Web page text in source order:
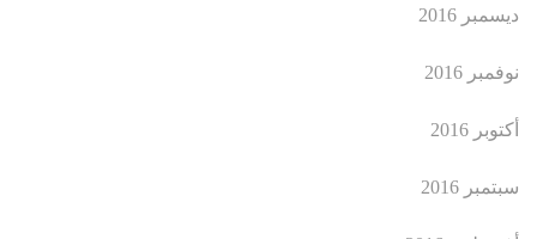
ديسمبر 2016
نوفمبر 2016
أكتوبر 2016
سبتمبر 2016